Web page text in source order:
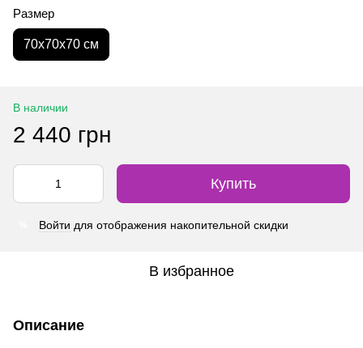
Размер
70х70х70 см
В наличии
2 440 грн
Купить
Войти для отображения накопительной скидки
В избранное
Описание